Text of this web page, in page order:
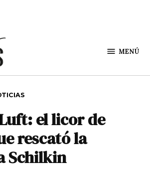
MENÚ
el licor de
rescató la
Schilkin